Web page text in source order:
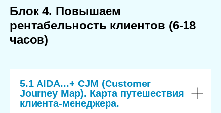
Блок 4. Повышаем
рентабельность клиентов (6-18
часов)
5.1 AIDA...+ CJM (Customer
Journey Map). Карта путешествия
клиента-менеджера.